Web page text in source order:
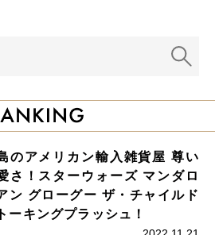
のアメリカン輸入雑貨屋 尊い
さ！スターウォーズ マンダロ
ン グローグー ザ・チャイルド
ーキングプラッシュ！